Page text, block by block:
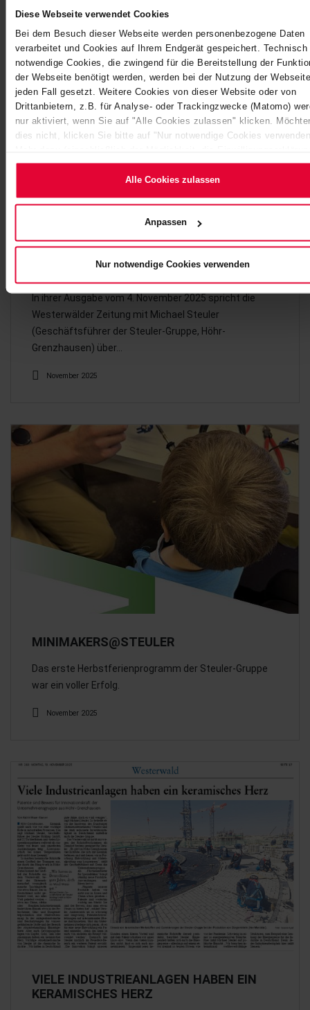
Diese Webseite verwendet Cookies
Bei dem Besuch dieser Webseite werden personenbezogene Daten
verarbeitet und Cookies auf Ihrem Endgerät gespeichert. Technisch
notwendige Cookies, die zwingend für die Bereitstellung der
der Webseite benötigt werden, werden bei der Nutzung der
jeden Fall gesetzt. Weitere Cookies von dieser Website oder von
Drittanbietern, z.B. für Analyse- oder Trackingzwecke (Matomo)
nur aktiviert, wenn Sie auf "Alle Cookies zulassen" klicken.
dies nicht, klicken Sie bitte auf "Nur notwendige Cookies
ändern oder zu widerrufen) erfahren Sie in unseremCookie-
(Link im Fuß der Website) bzw. derDatenschutzerklärung
Alle Cookies zulassen
Anpassen
Nur notwendige Cookies verwenden
OHNE KERAMISCHE PRODUKTE GEHT IN
DER MODERNEN INDUSTRIE…
In ihrer Ausgabe vom 4. November 2025 spricht die
Westerwälder Zeitung mit Michael Steuler
(Geschäftsführer der Steuler-Gruppe, Höhr-
Grenzhausen) über…
November 2025
MINIMAKERS@STEULER
Das erste Herbstferienprogramm der Steuler-Gruppe
war ein voller Erfolg.
November 2025
VIELE INDUSTRIEANLAGEN HABEN EIN
KERAMISCHES HERZ